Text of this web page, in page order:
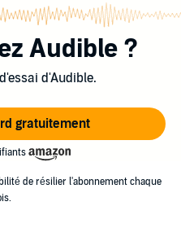
Audible ?
d'Audible.
gratuitement
de résilier l'abonnement chaque